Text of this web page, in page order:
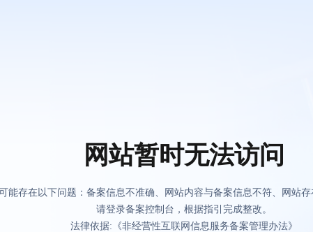
网站暂时无法访问
能存在以下问题：备案信息不准确、网站内容与备案信息不符、网站
请登录备案控制台，根据指引完成整改。
法律依据:《非经营性互联网信息服务备案管理办法》